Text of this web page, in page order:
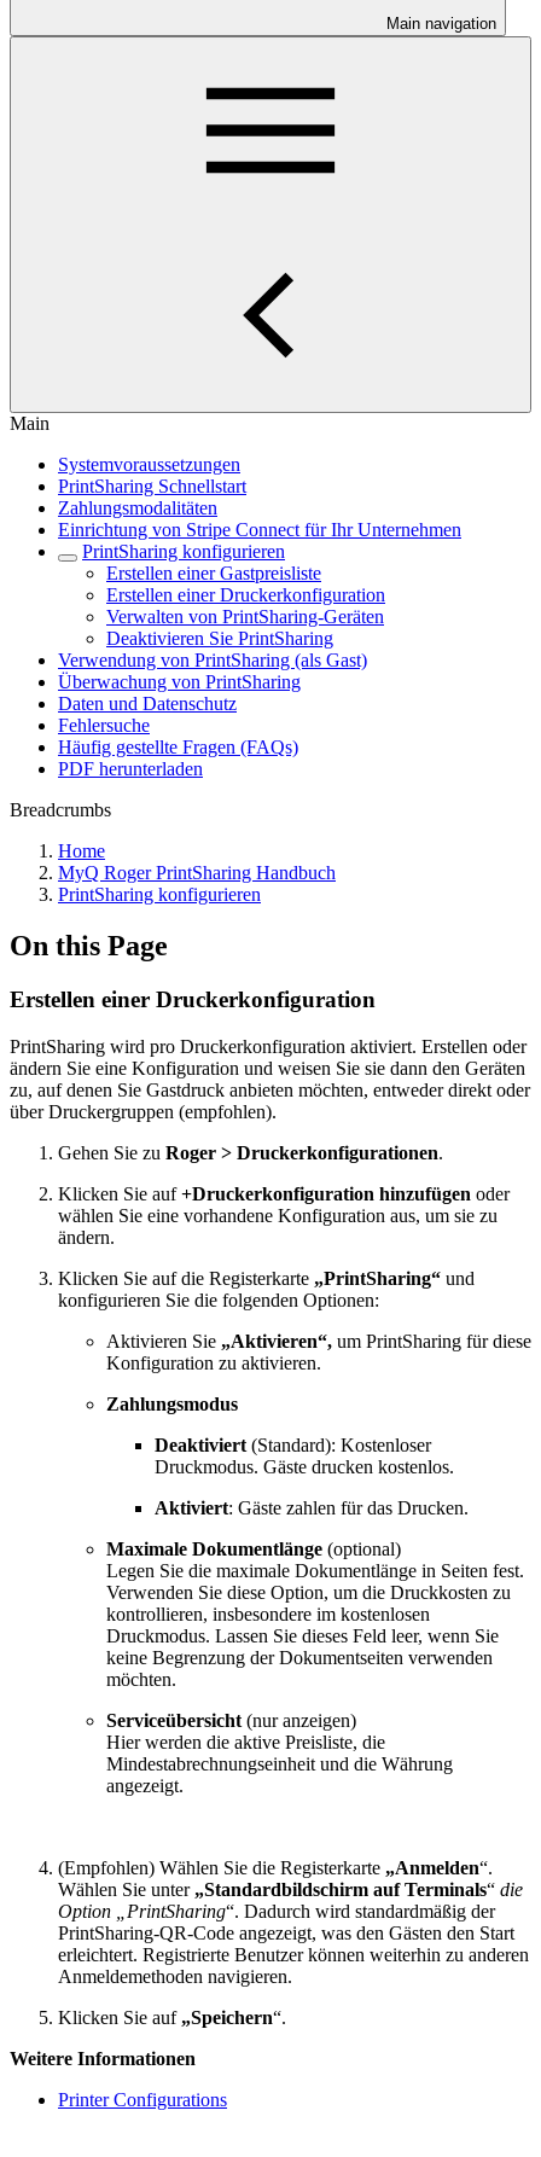
Main navigation
Main
Systemvoraussetzungen
PrintSharing Schnellstart
Zahlungsmodalitäten
Einrichtung von Stripe Connect für Ihr Unternehmen
PrintSharing konfigurieren
Erstellen einer Gastpreisliste
Erstellen einer Druckerkonfiguration
Verwalten von PrintSharing-Geräten
Deaktivieren Sie PrintSharing
Verwendung von PrintSharing (als Gast)
Überwachung von PrintSharing
Daten und Datenschutz
Fehlersuche
Häufig gestellte Fragen (FAQs)
PDF herunterladen
Breadcrumbs
Home
MyQ Roger PrintSharing Handbuch
PrintSharing konfigurieren
On this Page
Erstellen einer Druckerkonfiguration
PrintSharing wird pro Druckerkonfiguration aktiviert. Erstellen oder
ändern Sie eine Konfiguration und weisen Sie sie dann den Geräten
zu, auf denen Sie Gastdruck anbieten möchten, entweder direkt oder
über Druckergruppen (empfohlen).
Gehen Sie zu Roger > Druckerkonfigurationen.
Klicken Sie auf+Druckerkonfiguration hinzufügen oder
wählen Sie eine vorhandene Konfiguration aus, um sie zu
ändern.
Klicken Sie auf die Registerkarte „PrintSharing“ und
konfigurieren Sie die folgenden Optionen:
Aktivieren Sie „Aktivieren“, um PrintSharing für diese
Konfiguration zu aktivieren.
Zahlungsmodus
Deaktiviert (Standard): Kostenloser
Druckmodus. Gäste drucken kostenlos.
Aktiviert: Gäste zahlen für das Drucken.
Maximale Dokumentlänge (optional)
Legen Sie die maximale Dokumentlänge in Seiten fest.
Verwenden Sie diese Option, um die Druckkosten zu
kontrollieren, insbesondere im kostenlosen
Druckmodus. Lassen Sie dieses Feld leer, wenn Sie
keine Begrenzung der Dokumentseiten verwenden
möchten.
Serviceübersicht (nur anzeigen)
Hier werden die aktive Preisliste, die
Mindestabrechnungseinheit und die Währung
angezeigt.
(Empfohlen) Wählen Sie die Registerkarte „Anmelden“.
Wählen Sie unter „Standardbildschirm auf Terminals“ die
Option „PrintSharing“. Dadurch wird standardmäßig der
PrintSharing-QR-Code angezeigt, was den Gästen den Start
erleichtert. Registrierte Benutzer können weiterhin zu anderen
Anmeldemethoden navigieren.
Klicken Sie auf „Speichern“.
Weitere Informationen
Printer Configurations